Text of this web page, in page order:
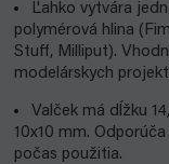
Ľahko vytvára
polymérová hlina
Stuff, Milliput).
modelárskych
Valček má dĺžku
10x10 mm.
počas použitia.